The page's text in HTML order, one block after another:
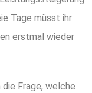
Tage müsst ihr
erstmal wieder
Frage, welche